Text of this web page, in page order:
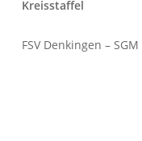
Kreisstaffel
FSV Denkingen –